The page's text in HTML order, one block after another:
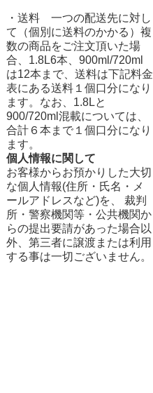
・送料 一つの配送先に対し
て（個別に送料のかかる）複
数の商品をご注文頂いた場
合、1.8L6本、900ml/720ml
は12本まで、送料は下記料金
表にある送料１個口分になり
ます。なお、1.8Lと
900/720ml混載については、
合計６本まで１個口分になり
ます。
個人情報に関して
お客様からお預かりした大切
な個人情報(住所・氏名・メ
ールアドレスなど)を、 裁判
所・警察機関等・公共機関か
らの提出要請があった場合以
外、第三者に譲渡または利用
する事は一切ございません。